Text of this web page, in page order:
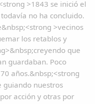
Copiar enlace